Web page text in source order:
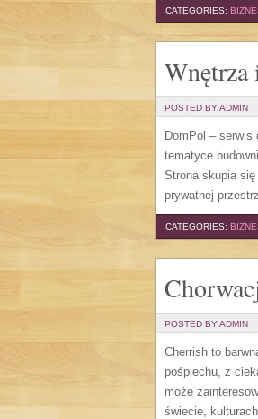
CATEGORIES:
Wnętrza
POSTED BY ADMIN
DomPol –
tematyce
Strona skupia
prywatnej
CATEGORIES:
POSTED BY ADMIN
Cherrish to
pośpiechu, z
może
świecie,